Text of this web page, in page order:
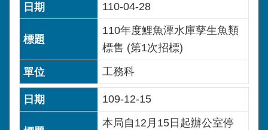
110-04-28
110年度鯉魚潭水庫孳生魚類
標售 (第1次招標)
工務科
109-12-15
本局自12月15日起辦公室停